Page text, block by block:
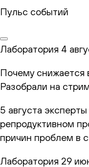
Пульс событий
Лаборатория 4
Почему снижается
Разобрали на
5 августа
репродуктивном
причин проблем в
Лаборатория 29